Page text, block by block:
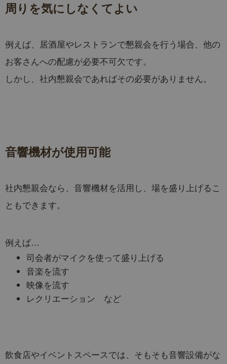
周りを気にしなくてよい
例えば、居酒屋やレストランで懇親会を行う場合、他の
お客さんへの配慮が必要不可欠です。
しかし、社内懇親会であればその必要がありません。
音響機材が使用可能
社内懇親会なら、音響機材を活用し、場を盛り上げるこ
ともできます。
例えば…
司会者がマイクを使って盛り上げる
音楽を流す
映像を流す
レクリエーション など
飲食店やイベントスペースでは、そもそも音響設備がな